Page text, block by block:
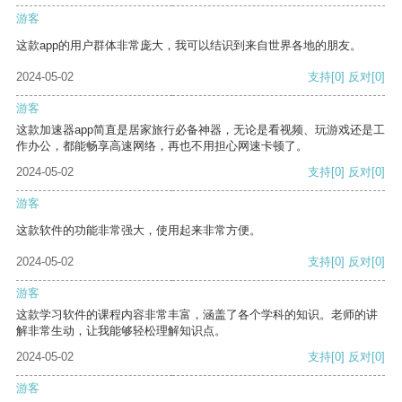
游客
这款app的用户群体非常庞大，我可以结识到来自世界各地的朋友。
2024-05-02 支持[0] 反对[0]
游客
这款加速器app简直是居家旅行必备神器，无论是看视频、玩游戏还是工
作办公，都能畅享高速网络，再也不用担心网速卡顿了。
2024-05-02
支持[0] 反对[0]
游客
这款软件的功能非常强大，使用起来非常方便。
2024-05-02 支持[0] 反对[0]
游客
这款学习软件的课程内容非常丰富，涵盖了各个学科的知识。老师的讲
解非常生动，让我能够轻松理解知识点。
2024-05-02
支持[0] 反对[0]
游客